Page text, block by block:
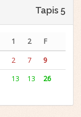
Tapis 5
1 2
F
2 7
9
13 13 26